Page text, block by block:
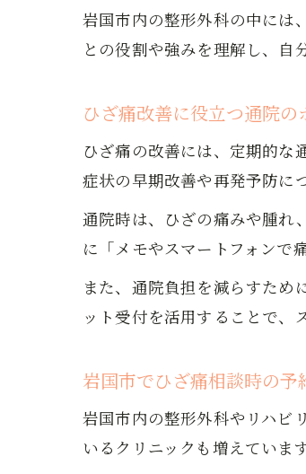
岩国市内の整形外科の中には
との役割や強みを理解し、自
ひざ痛改善に役立つ通院の
ひざ痛の改善には、定期的な
症状の早期改善や再発予防に
通院時は、ひざの痛みや腫れ
に「メモやスマートフォンで
また、通院負担を減らすため
ット受付を活用することで、
岩国市でひざ痛相談時の予
岩国市内の整形外科やリハビ
いるクリニックも増えていま